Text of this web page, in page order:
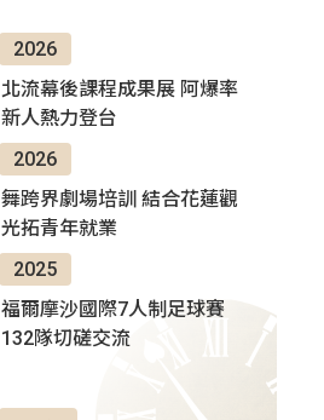
2026
北流幕後課程成果展 阿爆率
新人熱力登台
2026
舞跨界劇場培訓 結合花蓮觀
光拓青年就業
2025
福爾摩沙國際7人制足球賽
132隊切磋交流